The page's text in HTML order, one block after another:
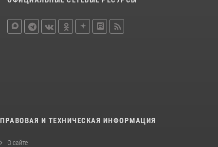
ПРАВОВАЯ И ТЕХНИЧЕСКАЯ ИНФОРМАЦИЯ
О сайте